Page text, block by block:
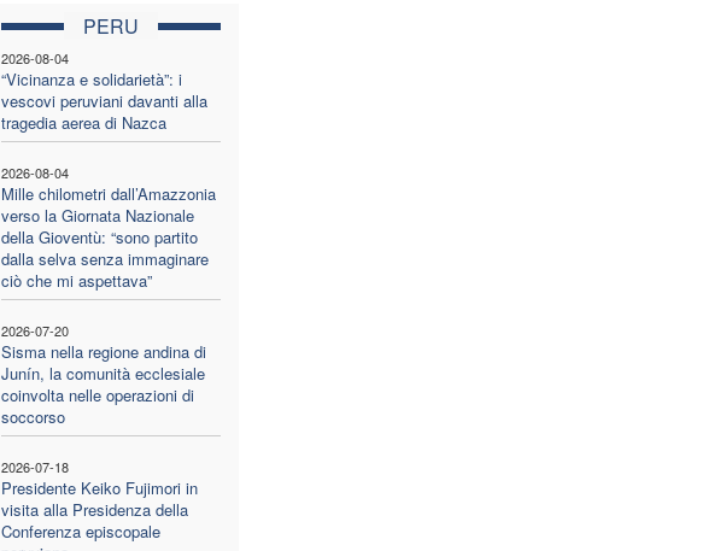
PERU
2026-08-04
“Vicinanza e solidarietà”: i
vescovi peruviani davanti alla
tragedia aerea di Nazca
2026-08-04
Mille chilometri dall’Amazzonia
verso la Giornata Nazionale
della Gioventù: “sono partito
dalla selva senza immaginare
ciò che mi aspettava”
2026-07-20
Sisma nella regione andina di
Junín, la comunità ecclesiale
coinvolta nelle operazioni di
soccorso
2026-07-18
Presidente Keiko Fujimori in
visita alla Presidenza della
Conferenza episcopale